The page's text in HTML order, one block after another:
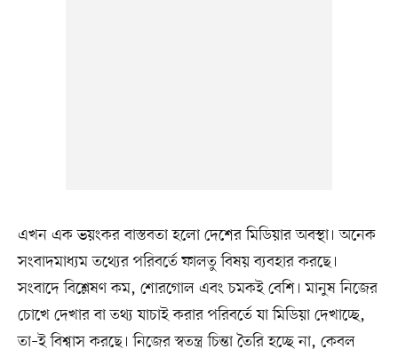
এখন এক ভয়ংকর বাস্তবতা হলো দেশের মিডিয়ার অবস্থা। অনেক
সংবাদমাধ্যম তথ্যের পরিবর্তে ফালতু বিষয় ব্যবহার করছে।
সংবাদে বিশ্লেষণ কম, শোরগোল এবং চমকই বেশি। মানুষ নিজের
চোখে দেখার বা তথ্য যাচাই করার পরিবর্তে যা মিডিয়া দেখাচ্ছে,
তা–ই বিশ্বাস করছে। নিজের স্বতন্ত্র চিন্তা তৈরি হচ্ছে না, কেবল